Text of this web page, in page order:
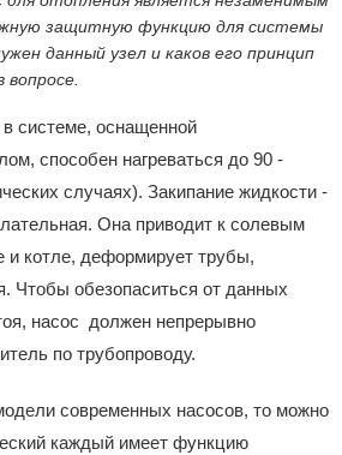
защитную функцию для системы
данный узел и каков его принцип
системе, оснащенной
способен нагреваться до 90 -
случаях). Закипание жидкости -
Она приводит к солевым
и котле, деформирует трубы,
Чтобы обезопаситься от данных
насос должен непрерывно
по трубопроводу.
современных насосов, то можно
каждый имеет функцию